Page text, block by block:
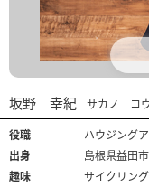
坂野 幸紀
サカノ コ
役職
ハウジング
出身
島根県益田市
趣味
サイクリン